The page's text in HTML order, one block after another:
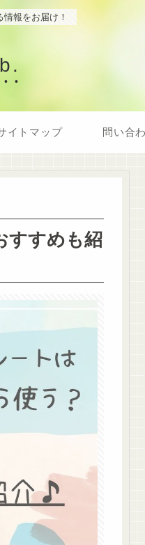
報をお届け！
イトマップ 問い合
すすめも紹